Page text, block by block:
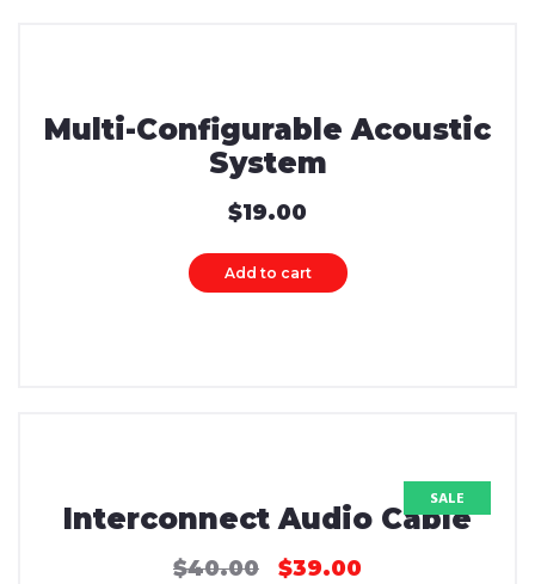
Multi-Configurable Acoustic
System
$19.00
Add to cart
SALE
Interconnect Audio Cable
$40.00 $39.00